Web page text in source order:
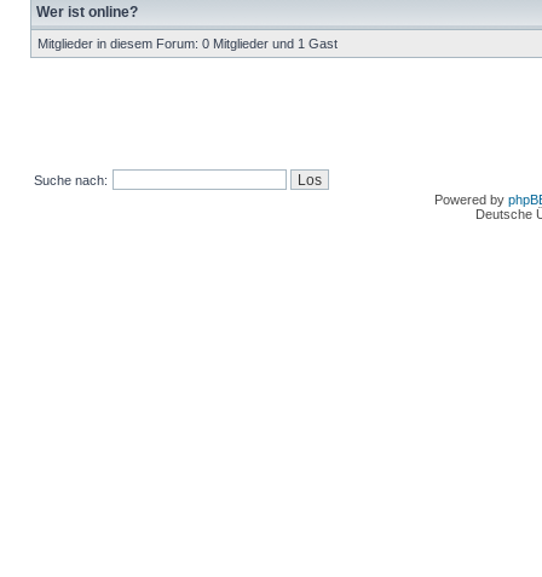
Wer ist online?
Mitglieder in diesem Forum: 0 Mitglieder und 1 Gast
Suche nach:
Powered by
Deutsche